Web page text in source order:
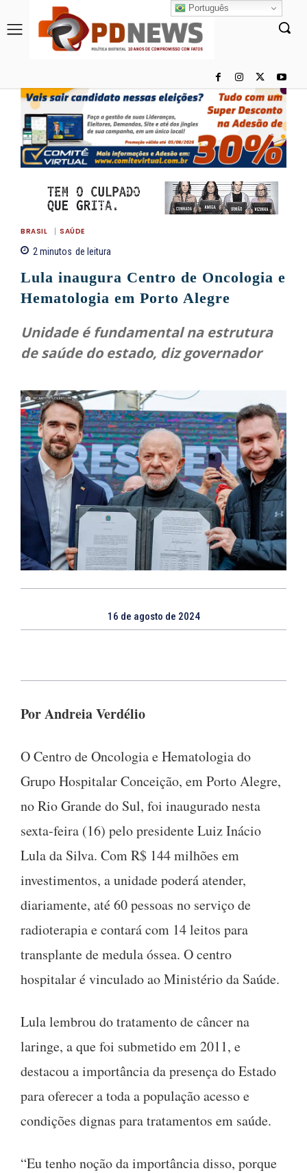
BRASIL SAÚDE
2minutos de leitura
Lula inaugura Centro de Oncologia e
Hematologia em Porto Alegre
Unidade é fundamental na estrutura
de saúde do estado, diz governador
16 de agosto de 2024
Por Andreia Verdélio
O Centro de Oncologia e Hematologia do
Grupo Hospitalar Conceição, em Porto Alegre,
no Rio Grande do Sul, foi inaugurado nesta
sexta-feira (16) pelo presidente Luiz Inácio
Lula da Silva. Com R$ 144 milhões em
investimentos, a unidade poderá atender,
diariamente, até 60 pessoas no serviço de
radioterapia e contará com 14 leitos para
transplante de medula óssea. O centro
hospitalar é vinculado ao Ministério da Saúde.
Lula lembrou do tratamento de câncer na
laringe, a que foi submetido em 2011, e
destacou a importância da presença do Estado
para oferecer a toda a população acesso e
condições dignas para tratamentos em saúde.
“Eu tenho noção da importância disso, porque
Português